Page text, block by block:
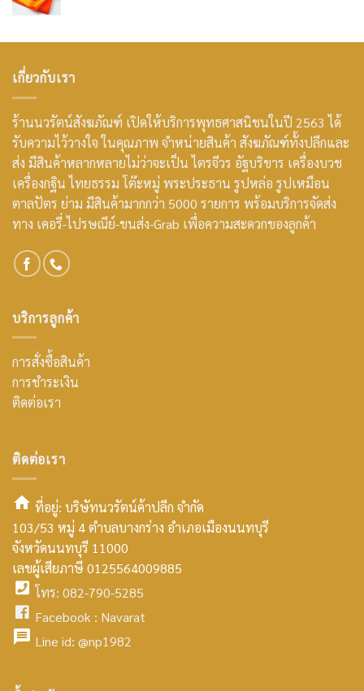
เกี่ยวกับเรา
ร้านนวรัตน์สังฆภัณฑ์ เปิดให้บริการพุทธศาสนิชนในปี 2563 ได้
รับความไว้วางใจ ในคุณภาพ จำหน่ายสินค้า สังฆภัณฑ์ทั้งปลีกและ
ส่ง มีสินค้าหลากหลายไม่ว่าจะเป็น ไตรจีวร อัฐบริขาร เครื่องบวช
เครื่องกฐิน ไทยธรรม โต๊ะหมู่ พระประธาน รูปหล่อ รูปเหมือน
ตาลปัตร ย่าม มีสินค้ามากกว่า 5000 รายการ พร้อมบริการจัดส่ง
ทาง เคอรี่-ไปรษณีย์-ขนส่ง-Grab เพื่อความสะดวกของลูกค้า
บริการลูกค้า
การสั่งซื้อสินค้า
การชำระเงิน
ติดต่อเรา
ติดต่อเรา
smt2
home
icon
ที่อยู่: บริษัทนวรัตน์ค้าปลีก จำกัด
103/53 หมู่ 4 ตำบลบางกร่าง อำเภอเมืองนนทบุรี
จังหวัดนนทบุรี 11000
เลขผู้เสียภาษี 0125564009885
facebook
icon
โทร: 082-790-5285
facebook
Facebook : Navarat
Line id: @np1982